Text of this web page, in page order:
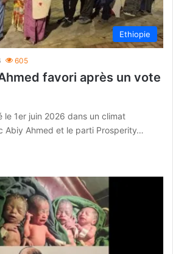
Ethiopie
605
favori après un vote
le 1er juin 2026 dans un climat
Abiy Ahmed et le parti Prosperity…